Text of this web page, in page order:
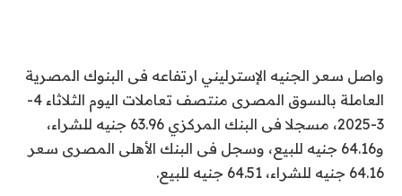
واصل سعر الجنيه الإسترليني ارتفاعه فى البنوك المصرية
العاملة بالسوق المصرى منتصف تعاملات اليوم الثلاثاء 4-
3-2025، مسجلا فى البنك المركزي 63.96 جنيه للشراء،
و64.16 جنيه للبيع، وسجل فى البنك الأهلى المصرى سعر
64.16 جنيه للشراء، 64.51 جنيه للبيع.